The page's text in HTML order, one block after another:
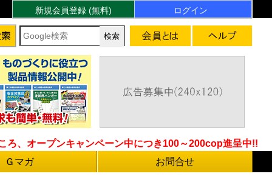
ログイン
新規会員登録 (無料)
ろ、オープンキャンペーン中につき100～200cop進呈中!!
Ｇマガ
お問合せ